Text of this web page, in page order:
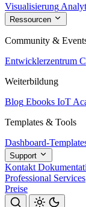
Visualisierung
Ressourcen
Community &
Entwicklerzentrum
Weiterbildung
Blog Ebooks IoT
Templates & Tools
Dashboard-
Support
Kontakt
Professional Services
Preise